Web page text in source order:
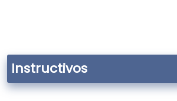
Instructivos